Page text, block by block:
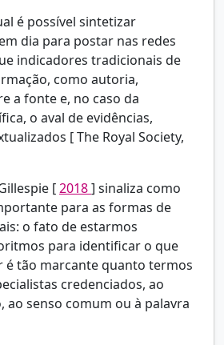
é possível sintetizar
dia para postar nas redes
indicadores tradicionais de
como autoria,
a fonte e, no caso da
o aval de evidências,
[The Royal Society,
[2018] sinaliza como
para as formas de
o fato de estarmos
para identificar o que
é tão marcante quanto termos
credenciados, ao
ao senso comum ou à palavra